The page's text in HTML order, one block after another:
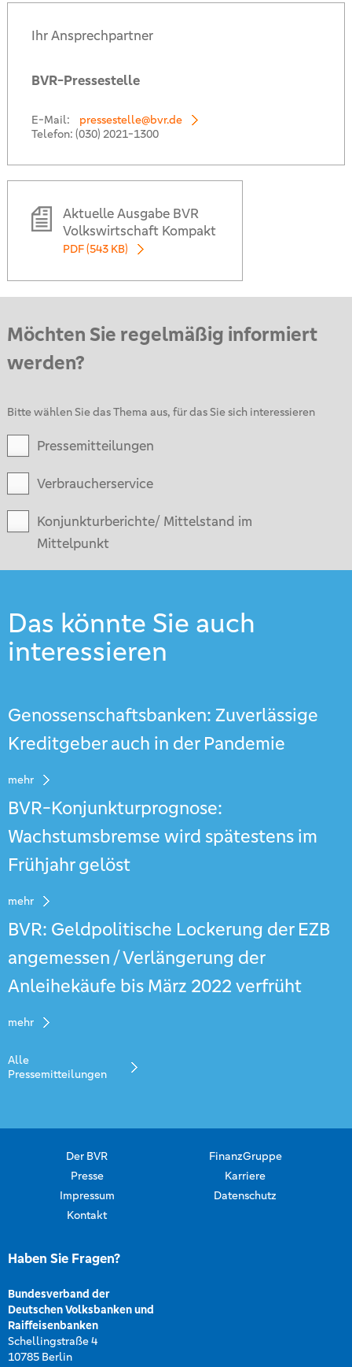
Ihr Ansprechpartner
BVR-Pressestelle
E-Mail:
pressestelle@bvr.de
Telefon: (030) 2021-1300
Aktuelle Ausgabe BVR
Volkswirtschaft Kompakt
PDF (543 KB)
Möchten Sie regelmäßig informiert
werden?
Bitte wählen Sie das Thema aus, für das Sie sich interessieren
Pressemitteilungen
Verbraucherservice
Konjunkturberichte/ Mittelstand im
Mittelpunkt
Das könnte Sie auch
interessieren
Genossenschaftsbanken: Zuverlässige
Kreditgeber auch in der Pandemie
mehr
BVR-Konjunkturprognose:
Wachstumsbremse wird spätestens im
Frühjahr gelöst
mehr
BVR: Geldpolitische Lockerung der EZB
angemessen / Verlängerung der
Anleihekäufe bis März 2022 verfrüht
mehr
Alle
Pressemitteilungen
Der BVR
FinanzGruppe
Presse
Karriere
Impressum
Datenschutz
Kontakt
Haben Sie Fragen?
Bundesverband der
Deutschen Volksbanken und
Raiffeisenbanken
Schellingstraße 4
10785 Berlin